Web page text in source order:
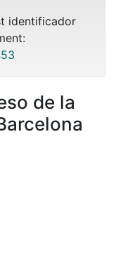
identificador
de la